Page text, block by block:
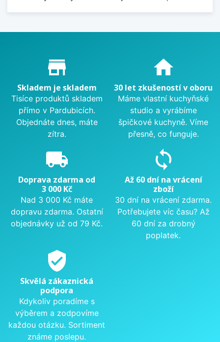
Proč nakupovat u nás?
store_mall_directory
Skladem je skladem
Tisíce produktů skladem
přímo v Pardubicích.
Objednáte dnes, máte
zítra.
home
30 let zkušeností v oboru
Máme vlastní kuchyňské
studio a vyrábíme
špičkové kuchyně. Víme
přesně, co funguje.
local_shipping
Doprava zdarma od
3 000 Kč
Nad 3 000 Kč máte
dopravu zdarma. Ostatní
objednávky už od 79 Kč.
sync
Až 60 dní na vrácení
zboží
30 dní na vrácení zdarma.
Potřebujete víc času? Až
60 dní za drobný
poplatek.
verified_user
Skvělá zákaznická
podpora
Kdykoliv poradíme s
výběrem a zodpovíme
každou otázku. Sortiment
známe poslepu.